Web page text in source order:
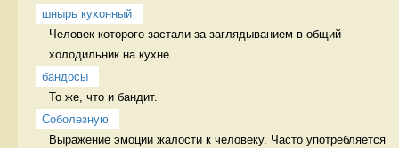
шнырь кухонный
Человек которого застали за заглядыванием в общий
холодильник на кухне
бандосы
То же, что и бандит.
Соболезную
Выражение эмоции жалости к человеку. Часто употребляется